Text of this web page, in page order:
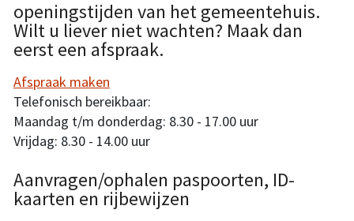
openingstijden van het gemeentehuis.
Wilt u liever niet wachten? Maak dan
eerst een afspraak.
Afspraak maken
Telefonisch bereikbaar:
Maandag t/m donderdag: 8.30 - 17.00 uur
Vrijdag: 8.30 - 14.00 uur
Aanvragen/ophalen paspoorten, ID-
kaarten en rijbewijzen